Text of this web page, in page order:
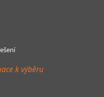
k výběru